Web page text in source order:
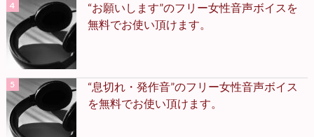
“お願いします”のフリー女性音声ボイスを
無料でお使い頂けます。
“息切れ・発作音”のフリー女性音声ボイス
を無料でお使い頂けます。